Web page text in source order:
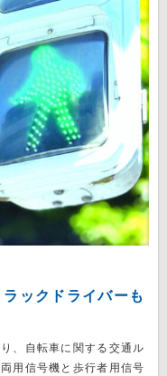
ックドライバーも
、自転車に関する交通ル
用信号機と歩行者用信号